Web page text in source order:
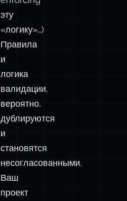
эту
«логику»…)
Правила
и
логика
валидации,
вероятно,
дублируются
и
становятся
несогласованными.
Ваш
проект